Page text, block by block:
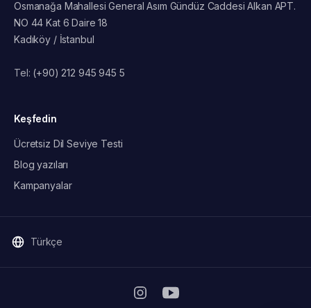
Osmanağa Mahallesi General Asım Gündüz Caddesi Alkan APT.
NO 44 Kat 6 Daire 18
Kadıköy / İstanbul
Tel: (+90) 212 945 945 5
Keşfedin
Ücretsiz Dil Seviye Testi
Blog yazıları
Kampanyalar
Türkçe